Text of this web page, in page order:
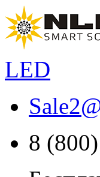
LED
Sale2
8